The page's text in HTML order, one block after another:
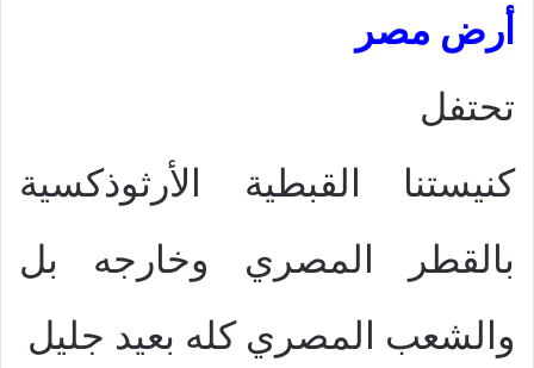
أرض مصر
تحتفل
كنيستنا القبطية الأرثوذكسية
بالقطر المصري وخارجه بل
والشعب المصري كله بعيد جليل